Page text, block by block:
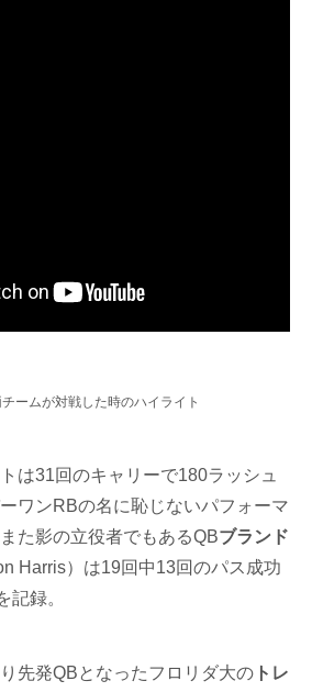
ームが対戦した時のハイライト
は31回のキャリーで180ラッシュ
ワンRBの名に恥じないパフォーマ
た影の立役者でもあるQBブランド
Harris）は19回中13回のパス成功
記録。
先発QBとなったフロリダ大の トレ